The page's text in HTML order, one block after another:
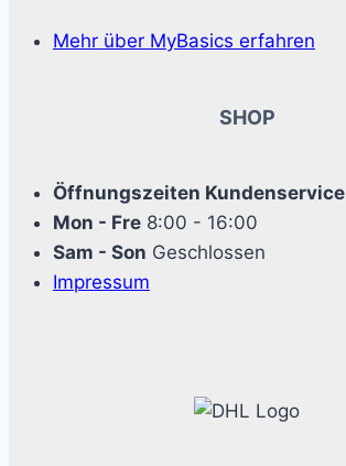
Mehr über MyBasics erfahren
SHOP
Öffnungszeiten Kundenservice
Mon - Fre 8:00 - 16:00
Sam - Son Geschlossen
Impressum